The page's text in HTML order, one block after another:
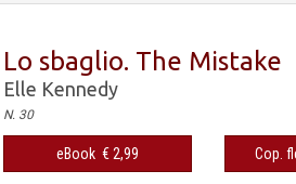
Lo sbaglio. The Mistake
Elle Kennedy
N. 30
eBook € 2,99 Cop.